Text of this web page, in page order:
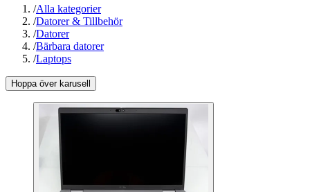
/Alla kategorier
/Datorer & Tillbehör
/Datorer
/Bärbara datorer
/Laptops
Hoppa över karusell